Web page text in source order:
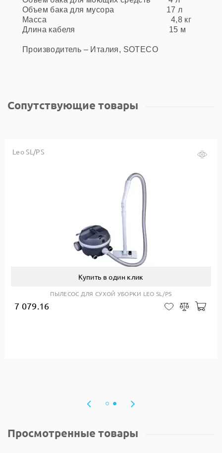
Объем бака для мусора 17 л
Масса 4,8 кг
Длина кабеля 15 м
Производитель – Италия, SOTECO
Сопутствующие товары
Leo SL/PS
Купить в один клик
ПЫЛЕСОС ДЛЯ СУХОЙ УБОРКИ LEO SL/PS
7 079.16 В закладки
Сравнить
Просмотренные товары